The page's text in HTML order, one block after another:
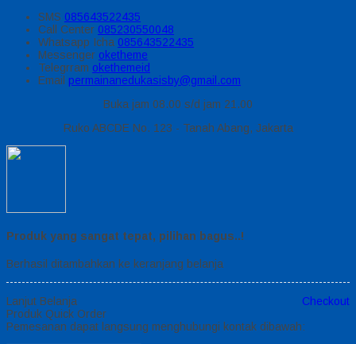
SMS 085643522435
Call Center 085230550048
Whatsapp Icha 085643522435
Messenger oketheme
Telegrram okethemeid
Email permainanedukasisby@gmail.com
Buka jam 08.00 s/d jam 21.00
Ruko ABCDE No. 123 - Tanah Abang, Jakarta
Produk yang sangat tepat, pilihan bagus..!
Berhasil ditambahkan ke keranjang belanja
Lanjut Belanja
Checkout
Produk Quick Order
Pemesanan dapat langsung menghubungi kontak dibawah: